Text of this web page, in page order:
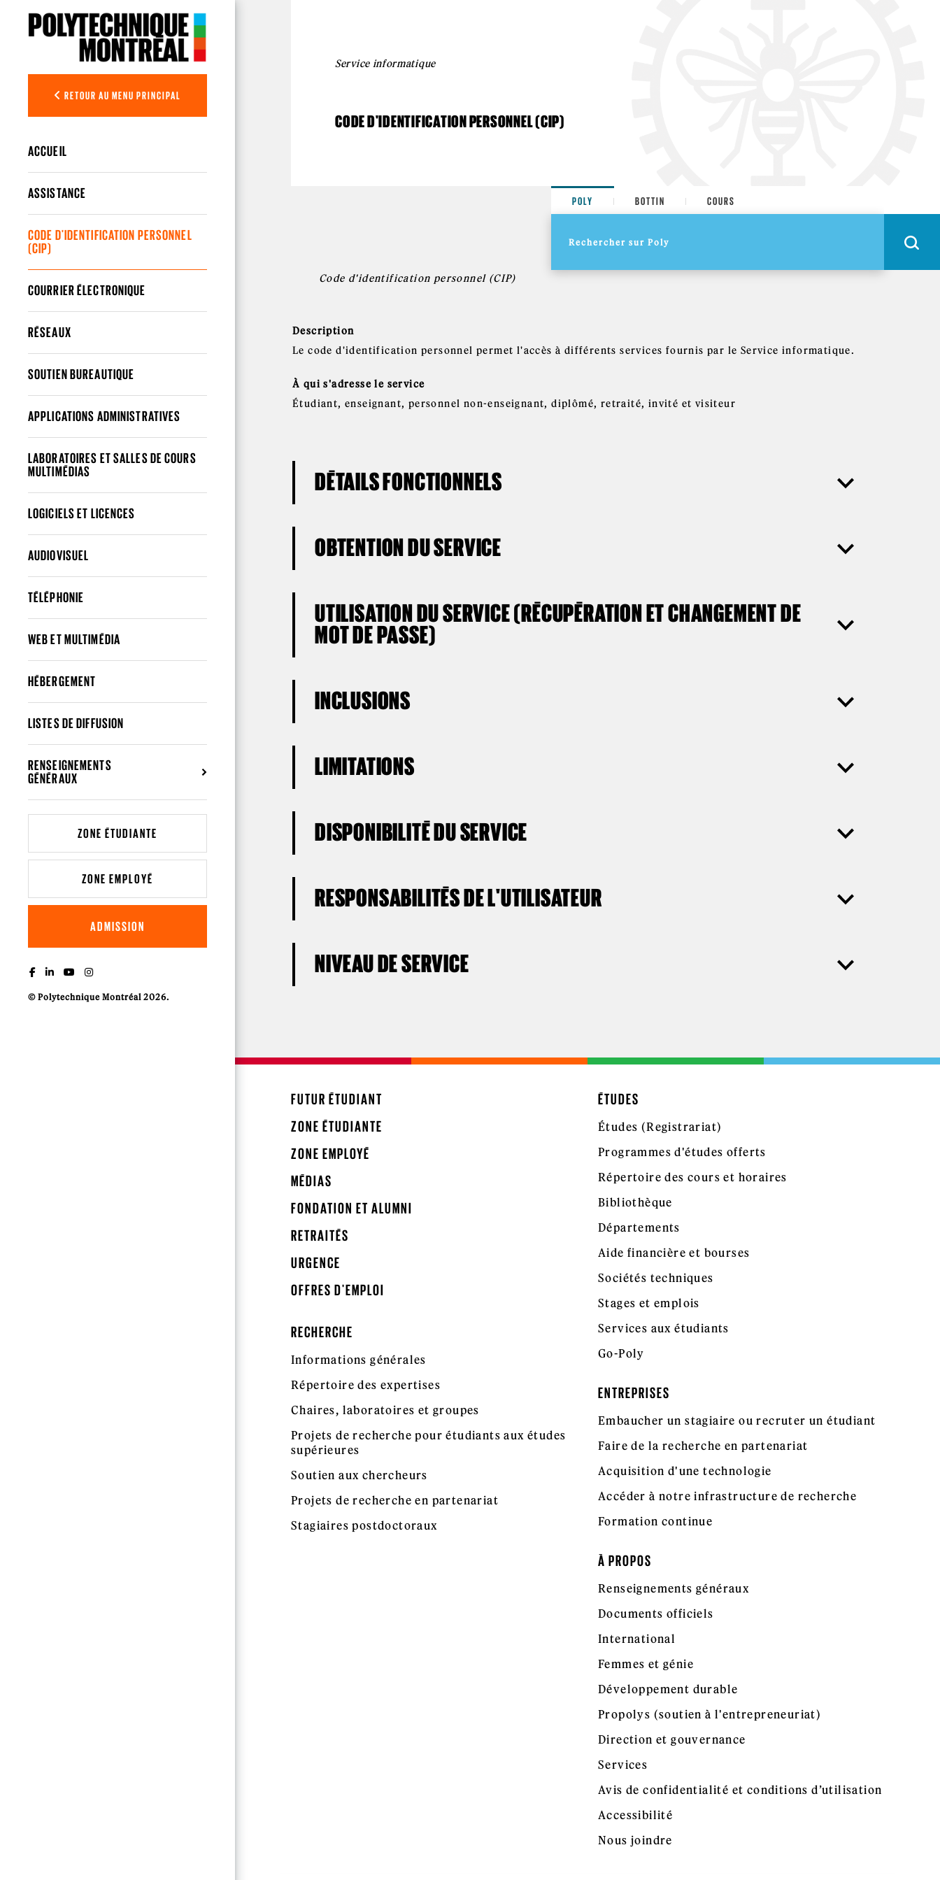
RETOUR AU MENU PRINCIPAL
ACCUEIL
ASSISTANCE
CODE D'IDENTIFICATION PERSONNEL
(CIP)
COURRIER ÉLECTRONIQUE
RÉSEAUX
SOUTIEN BUREAUTIQUE
APPLICATIONS ADMINISTRATIVES
LABORATOIRES ET SALLES DE COURS
MULTIMÉDIAS
LOGICIELS ET LICENCES
AUDIOVISUEL
TÉLÉPHONIE
WEB ET MULTIMÉDIA
HÉBERGEMENT
LISTES DE DIFFUSION
RENSEIGNEMENTS
GÉNÉRAUX
ZONE ÉTUDIANTE
ZONE EMPLOYÉ
ADMISSION
© Polytechnique Montréal 2026.
Service informatique
CODE D'IDENTIFICATION PERSONNEL (CIP)
POLY BOTTIN COURS
Code d'identification personnel (CIP)
Description
Le code d'identification personnel permet l'accès à différents services fournis par le Service informatique.
À qui s'adresse le service
Étudiant, enseignant, personnel non-enseignant, diplômé, retraité, invité et visiteur
DÉTAILS FONCTIONNELS
OBTENTION DU SERVICE
UTILISATION DU SERVICE (RÉCUPÉRATION ET CHANGEMENT DE
MOT DE PASSE)
INCLUSIONS
LIMITATIONS
DISPONIBILITÉ DU SERVICE
RESPONSABILITÉS DE L'UTILISATEUR
NIVEAU DE SERVICE
FUTUR ÉTUDIANT
ZONE ÉTUDIANTE
ZONE EMPLOYÉ
MÉDIAS
FONDATION ET ALUMNI
RETRAITÉS
URGENCE
OFFRES D'EMPLOI
ÉTUDES
Études (Registrariat)
Programmes d'études offerts
Répertoire des cours et horaires
Bibliothèque
Départements
Aide financière et bourses
Sociétés techniques
Stages et emplois
Services aux étudiants
Go-Poly
RECHERCHE
Informations générales
Répertoire des expertises
Chaires, laboratoires et groupes
Projets de recherche pour étudiants aux études
supérieures
Soutien aux chercheurs
Projets de recherche en partenariat
Stagiaires postdoctoraux
ENTREPRISES
Embaucher un stagiaire ou recruter un étudiant
Faire de la recherche en partenariat
Acquisition d'une technologie
Accéder à notre infrastructure de recherche
Formation continue
À PROPOS
Renseignements généraux
Documents officiels
International
Femmes et génie
Développement durable
Propolys (soutien à l'entrepreneuriat)
Direction et gouvernance
Services
Avis de confidentialité et conditions d’utilisation
Accessibilité
Nous joindre